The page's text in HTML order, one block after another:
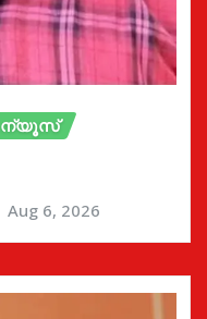
ന്യൂസ്
Aug 6, 2026